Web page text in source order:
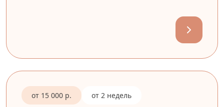
от 15 000 р. от 2 недель